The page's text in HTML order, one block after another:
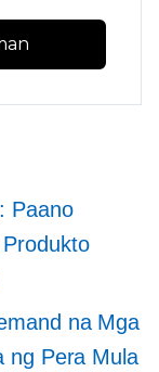
Paano
na Mga
ng Pera Mula